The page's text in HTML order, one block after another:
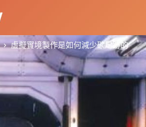
虛擬實境製作是如何減少碳足跡的